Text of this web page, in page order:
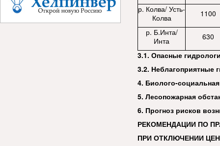
р. Колва/ Усть-
Колва
1100
р. Б.Инта/
Инта
630
3.1. Опасные
3.2. Неблагоприятные
4. Биолого-
5. Лесопожарная
6. Прогноз рисков
РЕКОМЕНДАЦИИ ПО
ПРИ ОТКЛЮЧЕНИИ